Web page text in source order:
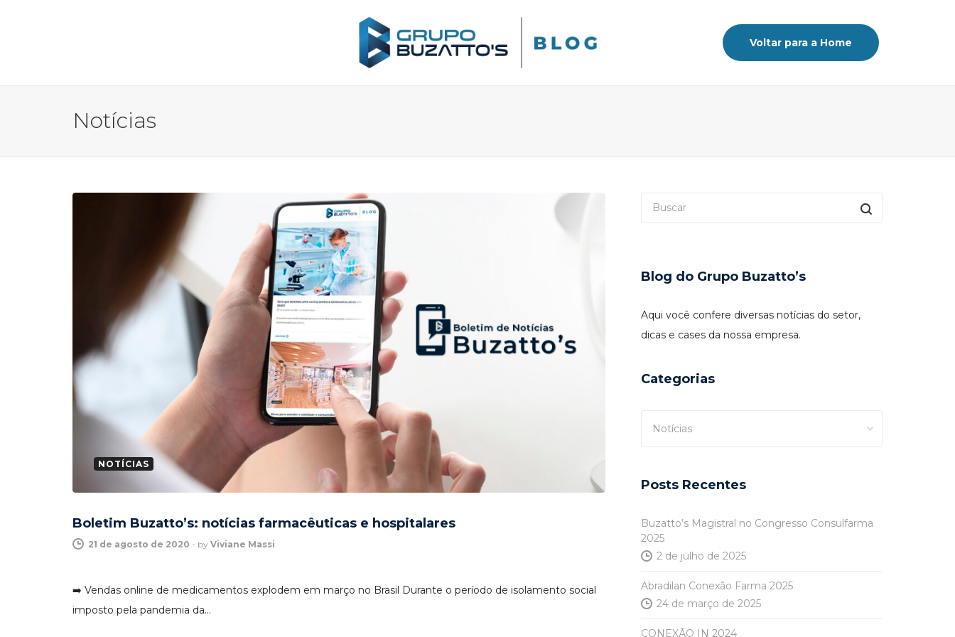
Voltar para a Home
Notícias
NOTÍCIAS
Boletim Buzatto’s: notícias farmacêuticas e hospitalares
21 de agosto de 2020 - by Viviane Massi
➡️ Vendas online de medicamentos explodem em março no Brasil Durante o período de isolamento social
imposto pela pandemia da…
Blog do Grupo Buzatto’s
Aqui você confere diversas notícias do setor,
dicas e cases da nossa empresa.
Categorias
Posts Recentes
Buzatto’s Magistral no Congresso Consulfarma
2025
2 de julho de 2025
Abradilan Conexão Farma 2025
24 de março de 2025
CONEXÃO IN 2024